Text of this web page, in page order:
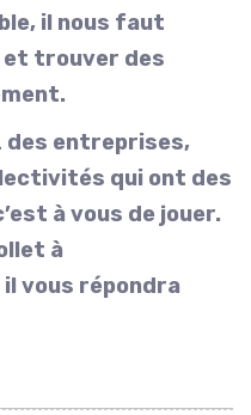
il nous faut
trouver des
des entreprises,
qui ont des
à vous de jouer.
à
il vous répondra